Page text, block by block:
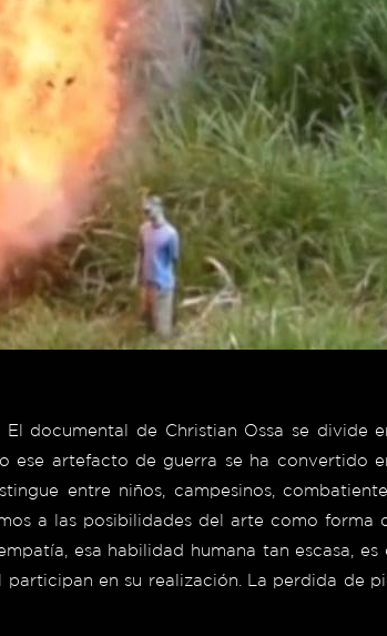
El documental de Christian Ossa se divide
ese artefacto de guerra se ha convertido
entre niños, campesinos,
a las posibilidades del arte como forma
esa habilidad humana tan escasa,
en su realización. La perdida de